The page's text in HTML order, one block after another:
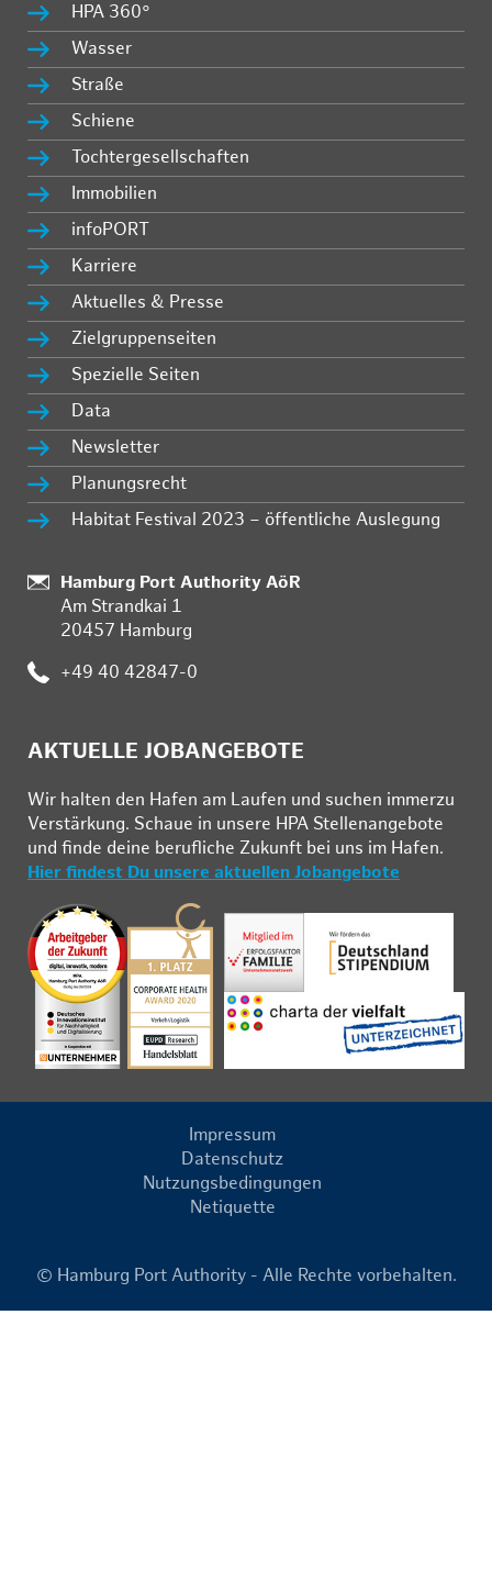
HPA 360°
Wasser
Straße
Schiene
Tochtergesellschaften
Immobilien
infoPORT
Karriere
Aktuelles & Presse
Zielgruppenseiten
Spezielle Seiten
Data
Newsletter
Planungsrecht
Habitat Festival 2023 – öffentliche Auslegung
:
Hamburg Port Authority AöR
Am Strandkai 1
20457 Hamburg
: +49 40 42847-0
AKTUELLE JOBANGEBOTE
Wir hal­ten den Ha­fen am Lau­fen und su­chen im­mer­zu
Ver­stär­kung. Schau­e in un­se­re HPA Stel­len­an­ge­bo­te
und fin­de deine be­ruf­li­che Zu­kunft bei uns im Ha­fen.
Hier findest Du unsere aktuellen Jobangebote
Impressum
Datenschutz
Nutzungsbedingungen
Netiquette
© Hamburg Port Authority - Alle Rechte vorbehalten.